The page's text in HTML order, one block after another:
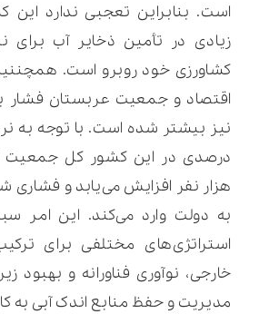
است. بنابراین تعجبی ندارد
زیادی در تأمین ذخایر آب برای
کشاورزی خود روبرو است.
اقتصاد و جمعیت عربستان فشار
هزار نفر افزایش می‌یابد و فشاری
به دولت وارد می‌کند. این امر
استراتژی‌های مختلفی برای
خارجی، نوآوری فناورانه و بهبود
مدیریت و حفظ منابع اندک آبی به